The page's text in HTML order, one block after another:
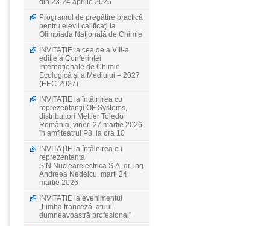
din 23-24 aprilie 2026
Programul de pregătire practică
pentru elevii calificaţi la
Olimpiada Naţională de Chimie
INVITAŢIE la cea de a VIII-a
ediţie a Conferinței
Internaționale de Chimie
Ecologică și a Mediului – 2027
(EEC-2027)
INVITAŢIE la întâlnirea cu
reprezentanţii OF Systems,
distribuitori Mettler Toledo
România, vineri 27 martie 2026,
în amfiteatrul P3, la ora 10
INVITAŢIE la întâlnirea cu
reprezentanta
S.N.Nuclearelectrica S.A, dr. ing.
Andreea Nedelcu, marţi 24
martie 2026
INVITAŢIE la evenimentul
„Limba franceză, atuul
dumneavoastră profesional”